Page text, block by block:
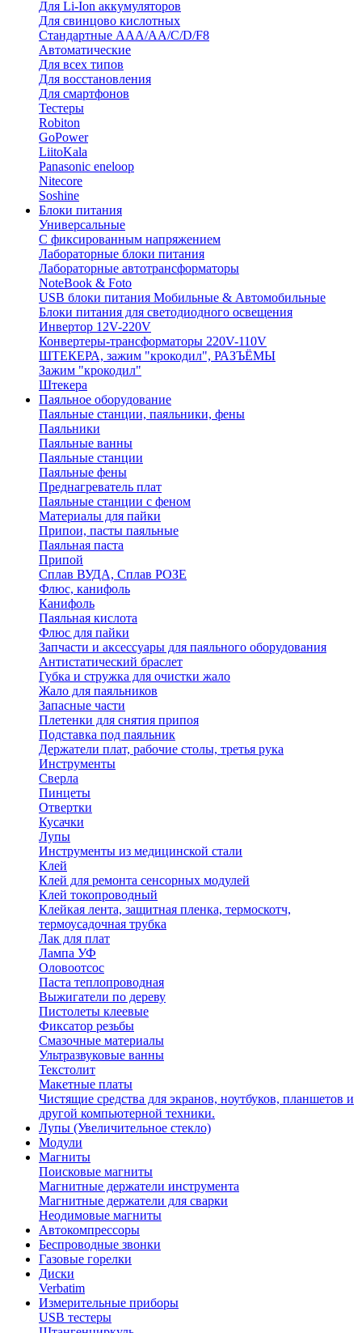
Для Li-Ion аккумуляторов
Для свинцово кислотных
Стандартные ААА/АА/С/D/F8
Автоматические
Для всех типов
Для восстановления
Для смартфонов
Тестеры
Robiton
GoPower
LiitoKala
Panasonic eneloop
Nitecore
Soshine
Блоки питания
Универсальные
C фиксированным напряжением
Лабораторные блоки питания
Лабораторные автотрансформаторы
NoteBook & Foto
USB блоки питания Мобильные & Автомобильные
Блоки питания для светодиодного освещения
Инвертор 12V-220V
Конвертеры-трансформаторы 220V-110V
ШТЕКЕРА, зажим "крокодил", РАЗЪЁМЫ
Зажим "крокодил"
Штекера
Паяльное оборудование
Паяльные станции, паяльники, фены
Паяльники
Паяльные ванны
Паяльные станции
Паяльные фены
Преднагреватель плат
Паяльные станции с феном
Материалы для пайки
Припои, пасты паяльные
Паяльная паста
Припой
Сплав ВУДА, Сплав РОЗЕ
Флюс, канифоль
Канифоль
Паяльная кислота
Флюс для пайки
Запчасти и аксессуары для паяльного оборудования
Антистатический браслет
Губка и стружка для очистки жало
Жало для паяльников
Запасные части
Плетенки для снятия припоя
Подставка под паяльник
Держатели плат, рабочие столы, третья рука
Инструменты
Сверла
Пинцеты
Отвертки
Кусачки
Лупы
Инструменты из медицинской стали
Клей
Клей для ремонта сенсорных модулей
Клей токопроводный
Клейкая лента, защитная пленка, термоскотч,
термоусадочная трубка
Лак для плат
Лампа УФ
Оловоотсос
Паста теплопроводная
Выжигатели по дереву
Пистолеты клеевые
Фиксатор резьбы
Смазочные материалы
Ультразвуковые ванны
Текстолит
Макетные платы
Чистящие средства для экранов, ноутбуков, планшетов и
другой компьютерной техники.
Лупы (Увеличительное стекло)
Модули
Магниты
Поисковые магниты
Магнитные держатели инструмента
Магнитные держатели для сварки
Неодимовые магниты
Автокомпрессоры
Беспроводные звонки
Газовые горелки
Диски
Verbatim
Измерительные приборы
USB тестеры